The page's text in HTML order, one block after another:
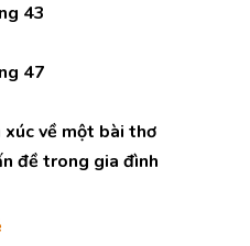
43
47
về một bài thơ
đề trong gia đình